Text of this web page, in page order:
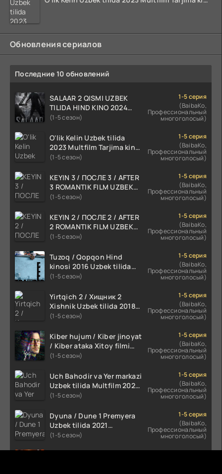
Обновления сериалов
Последние 10 обновлений
SALAAR 2 QISMI UZBEK
TILIDA HIND KINO 2024
TARJIMA 720p HD Skachat
(1-5 сезон)
1-5 серия
(BaibaKo,
Профессиональный
многоголосый)
O'lik Kelin Uzbek tilida
2023 Multfilm Tarjima kino
skachat
(1-5 сезон)
1-5 серия
(BaibaKo,
Профессиональный
многоголосый)
KEYIN 3 / ПОСЛЕ 3 / AFTER
3 ROMANTIK FILM UZBEK
TILIDA 2021 TARJIMA FILM
(1-5 сезон)
1-5 серия
(BaibaKo,
Профессиональный
многоголосый)
KEYIN 2 / ПОСЛЕ 2 / AFTER
2 ROMANTIK FILM UZBEK
TILIDA 2020 TARJIMA FILM
(1-5 сезон)
1-5 серия
(BaibaKo,
Профессиональный
многоголосый)
Tuzoq / Qopqon Hind
kinosi 2016 Uzbek tilida
tarjima film HD
(1-5 сезон)
1-5 серия
(BaibaKo,
Профессиональный
многоголосый)
Yirtqich 2 / Хищник 2
Xishnik Uzbek tilida 2018-
2024 O'zbekcha tarjima
(1-5 сезон)
1-5 серия
(BaibaKo,
Профессиональный
многоголосый)
Kiber hujum / Kiber jinoyat
/ Kiber ataka Xitoy filmi
Uzbek tilida O'zbekcha
HD skachat
(1-5 сезон)
1-5 серия
(BaibaKo,
Профессиональный
многоголосый)
Uch Bahodir va Yer markazi
Uzbek tilida Multfilm 2025
tarjima HD skachat
(1-5 сезон)
1-5 серия
(BaibaKo,
Профессиональный
многоголосый)
Dyuna / Dune 1 Premyera
Uzbek tilida 2021
O'zbekcha tarjima kino HD
(1-5 сезон)
1-5 серия
(BaibaKo,
Профессиональный
многоголосый)